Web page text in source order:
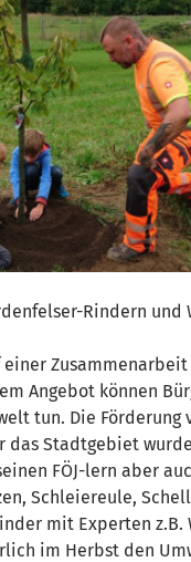
Rindern und
Angebot können
tun. Die
Stadtgebiet
FÖJ-lern aber
Schleiereule,
mit Experten z.B.
im Herbst den